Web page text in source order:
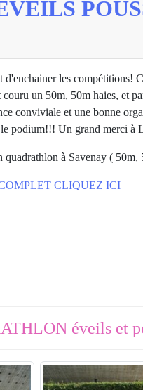
les
un 50m, 50m haies, et
conviviale et une bonne
podium!!! Un grand merci
à Savenay (
CLIQUEZ ICI
éveils et